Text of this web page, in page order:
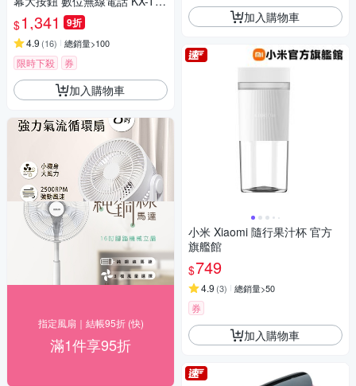
U110
$1,341 9折
4.9 (16) 總銷量>100
限時下殺 券
加入購物車
指定風扇｜結帳95折 (快)
滿1件享95折
加入購物車
小米 Xiaomi 隨行果汁杯 官方
旗艦館
$749
4.9 (3) 總銷量>50
券
加入購物車